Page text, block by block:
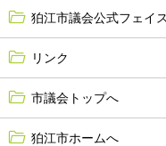
狛江市議会公式フェイ
リンク
市議会トップへ
狛江市ホームへ